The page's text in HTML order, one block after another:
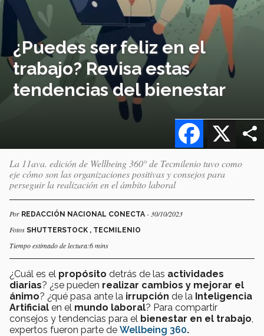
¿Puedes ser feliz en el
trabajo? Revisa estas
tendencias del bienestar
X
Facebook
La 11ava. edición de Wellbeing 360° de Tecmilenio tuvo como
eje cómo son las organizaciones positivas y consejos para
perseguir la realización en el ámbito laboral
Por REDACCIÓN NACIONAL CONECTA - 30/10/2023
Fotos SHUTTERSTOCK , TECMILENIO
Tiempo estimado de lectura:6 mins
¿Cuál es el propósito detrás de las actividades
diarias? ¿se pueden realizar cambios y mejorar el
ánimo? ¿qué pasa ante la irrupción de la Inteligencia
Artificial en el mundo laboral? Para compartir
consejos y tendencias para el bienestar en el trabajo
expertos fueron parte de Wellbeing 360.